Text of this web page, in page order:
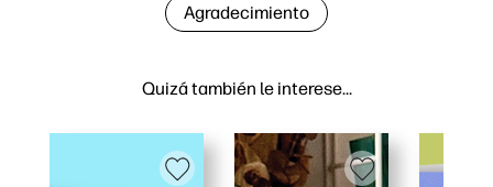
Quizá también le interese…
Agradecimiento